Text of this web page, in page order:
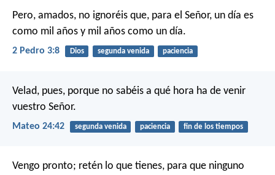
Pero, amados, no ignoréis que, para el Señor, un día es
como mil años y mil años como un día.
2 Pedro 3:8 Dios segunda venida paciencia
Velad, pues, porque no sabéis a qué hora ha de venir
vuestro Señor.
Mateo 24:42 segunda venida paciencia fin de los tiempos
Vengo pronto; retén lo que tienes, para que ninguno